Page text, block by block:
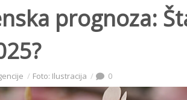
prognoza:
Foto: Ilustracija 0